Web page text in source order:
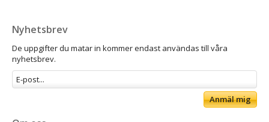
Nyhetsbrev
De uppgifter du matar in kommer endast användas till våra
nyhetsbrev.
Anmäl mig